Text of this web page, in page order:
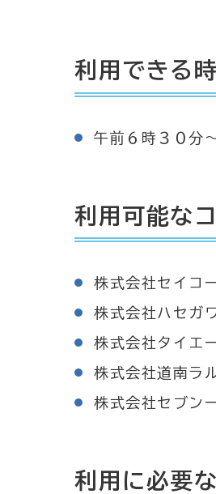
利用できる
午前６時３０分
利用可能な
株式会社セイコ
株式会社ハセガ
株式会社タイエ
株式会社道南
株式会社セブン
利用に必要